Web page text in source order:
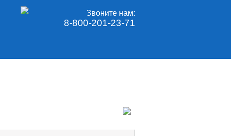
Звоните нам:
8-800-201-23-71